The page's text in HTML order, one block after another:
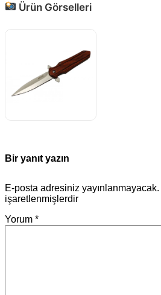
Ürün Görselleri
Bir yanıt yazın
E-posta adresiniz yayınlanmayacak.
işaretlenmişlerdir
Yorum *